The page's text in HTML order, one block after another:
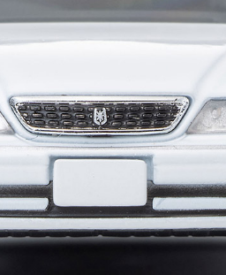
国産車 レクサス ト
ス
光岡
その他